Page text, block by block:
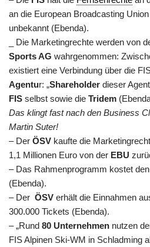
an die European Broadcasting
unbekannt (Ebenda).
_ Die Marketingrechte werden von
Sports AG wahrgenommen:
existiert eine Verbindung über die
Agentur: „Shareholder dieser
FIS selbst sowie die Tridem
Das klingt fast nach den Business
Martin Suter!
– Der ÖSV kaufte die
1,1 Millionen Euro von der EBU
– Das Rahmenprogramm kostet den
(Ebenda).
– Der ÖSV erhält die Einnahmen
300.000 Tickets (Ebenda).
– „Rund 80 Unternehmen nutzen
FIS Alpinen Ski-WM in Schladming